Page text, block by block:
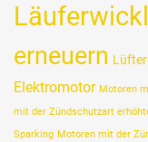
erneuern
Elektromotor Motoren
mit der Zündschutzart
Sparking Motoren mit der